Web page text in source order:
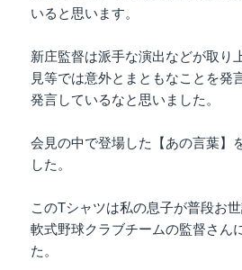
いると思います。
新庄監督は派手な演出などが取り
見等では意外とまともなことを発
発言しているなと思いました。
会見の中で登場した【あの言葉】
した。
このTシャツは私の息子が普段お
軟式野球クラブチームの監督さん
た。